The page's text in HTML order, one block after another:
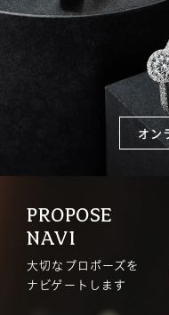
オン
PROPOSE
NAVI
大切なプロポーズを
ナビゲートします